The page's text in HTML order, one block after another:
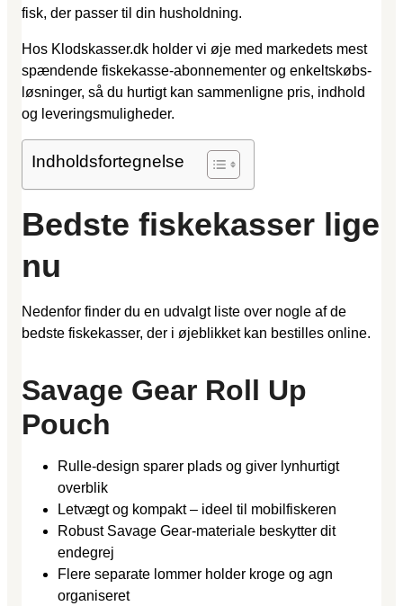
fisk, der passer til din husholdning.
Hos Klodskasser.dk holder vi øje med markedets mest
spændende fiskekasse-abonnementer og enkeltskøbs-
løsninger, så du hurtigt kan sammenligne pris, indhold
og leveringsmuligheder.
Indholdsfortegnelse
Bedste fiskekasser lige
nu
Nedenfor finder du en udvalgt liste over nogle af de
bedste fiskekasser, der i øjeblikket kan bestilles online.
Savage Gear Roll Up
Pouch
Rulle-design sparer plads og giver lynhurtigt
overblik
Letvægt og kompakt – ideel til mobilfiskeren
Robust Savage Gear-materiale beskytter dit
endegrej
Flere separate lommer holder kroge og agn
organiseret